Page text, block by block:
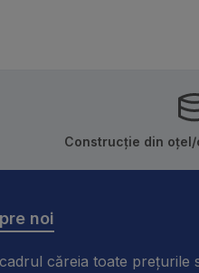
Construcție din
noi
căreia toate prețurile